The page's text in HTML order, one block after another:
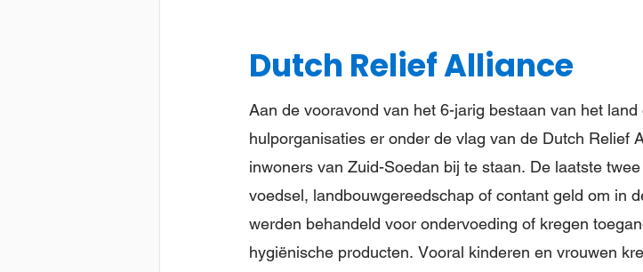
Dutch Relief Alliance
Aan de vooravond van het 6-jarig bestaan van het
hulporganisaties er onder de vlag van de Dutch Relief
inwoners van Zuid-Soedan bij te staan. De laatste
voedsel, landbouwgereedschap of contant geld om in
werden behandeld voor ondervoeding of kregen
hygiënische producten. Vooral kinderen en vrouwen